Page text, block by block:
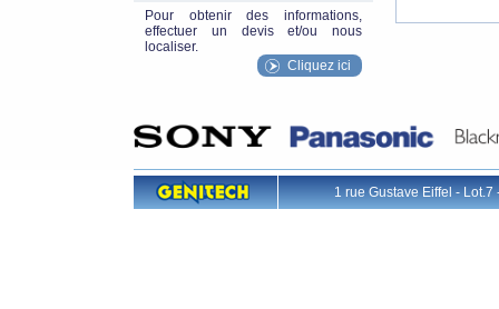
Pour obtenir des informations,
effectuer un devis et/ou nous
localiser.
Cliquez ici
1 rue Gustave Eiffel -